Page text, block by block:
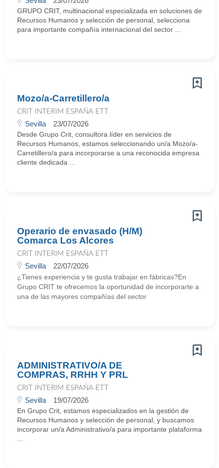
GRUPO CRIT, multinacional especializada en soluciones de
Recursos Humanos y selección de personal, selecciona
para importante compañía internacional del sector ...
Mozo/a-Carretillero/a
CRIT INTERIM ESPAÑA ETT
Sevilla 23/07/2026
Desde Grupo Crit, consultora líder en servicios de
Recursos Humanos, estamos seleccionando un/a Mozo/a-
Carretillero/a para incorporarse a una reconocida empresa
cliente dedicada ...
Operario de envasado (H/M)
Comarca Los Alcores
CRIT INTERIM ESPAÑA ETT
Sevilla 22/07/2026
¿Tienes experiencia y te gusta trabajar en fábricas?En
Grupo CRIT te ofrecemos la oportunidad de incorporarte a
una de las mayores compañías del sector
ADMINISTRATIVO/A DE
COMPRAS, RRHH Y PRL
CRIT INTERIM ESPAÑA ETT
Sevilla 19/07/2026
En Grupo Crit, estamos especializados en la gestión de
Recursos Humanos y selección de personal, y buscamos
incorporar un/a Administrativo/a para importante plataforma